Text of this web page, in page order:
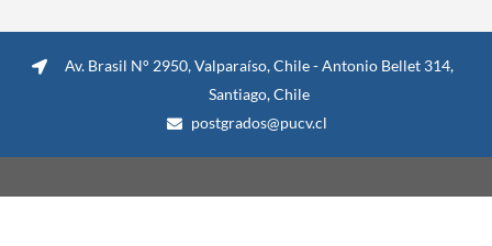
Av. Brasil N° 2950, Valparaíso, Chile - Antonio Bellet 314,
Santiago, Chile
postgrados@pucv.cl